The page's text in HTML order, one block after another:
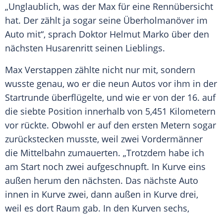
„Unglaublich, was der Max für eine Rennübersicht
hat. Der zählt ja sogar seine Überholmanöver im
Auto mit“, sprach Doktor Helmut Marko über den
nächsten Husarenritt seinen Lieblings.
Max Verstappen zählte nicht nur mit, sondern
wusste genau, wo er die neun Autos vor ihm in der
Startrunde überflügelte, und wie er von der 16. auf
die siebte Position innerhalb von 5,451 Kilometern
vor rückte. Obwohl er auf den ersten Metern sogar
zurückstecken musste, weil zwei Vordermänner
die Mittelbahn zumauerten. „Trotzdem habe ich
am Start noch zwei aufgeschnupft. In Kurve eins
außen herum den nächsten. Das nächste Auto
innen in Kurve zwei, dann außen in Kurve drei,
weil es dort Raum gab. In den Kurven sechs,